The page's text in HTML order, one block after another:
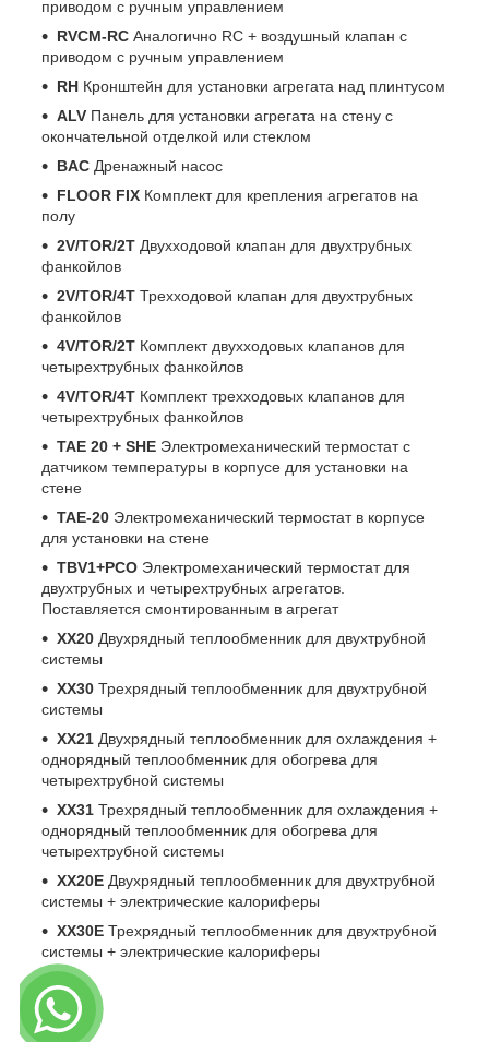
приводом с ручным управлением
RVCM-RC Аналогично RC + воздушный клапан с
приводом с ручным управлением
RH Кронштейн для установки агрегата над плинтусом
ALV Панель для установки агрегата на стену с
окончательной отделкой или стеклом
BAC Дренажный насос
FLOOR FIX Комплект для крепления агрегатов на
полу
2V/TOR/2T Двухходовой клапан для двухтрубных
фанкойлов
2V/TOR/4T Трехходовой клапан для двухтрубных
фанкойлов
4V/TOR/2T Комплект двухходовых клапанов для
четырехтрубных фанкойлов
4V/TOR/4T Комплект трехходовых клапанов для
четырехтрубных фанкойлов
TAE 20 + SHE Электромеханический термостат с
датчиком температуры в корпусе для установки на
стене
TAE-20 Электромеханический термостат в корпусе
для установки на стене
TBV1+PCO Электромеханический термостат для
двухтрубных и четырехтрубных агрегатов.
Поставляется смонтированным в агрегат
XX20 Двухрядный теплообменник для двухтрубной
системы
XX30 Трехрядный теплообменник для двухтрубной
системы
XX21 Двухрядный теплообменник для охлаждения +
однорядный теплообменник для обогрева для
четырехтрубной системы
XX31 Трехрядный теплообменник для охлаждения +
однорядный теплообменник для обогрева для
четырехтрубной системы
XX20E Двухрядный теплообменник для двухтрубной
системы + электрические калориферы
XX30E Трехрядный теплообменник для двухтрубной
системы + электрические калориферы